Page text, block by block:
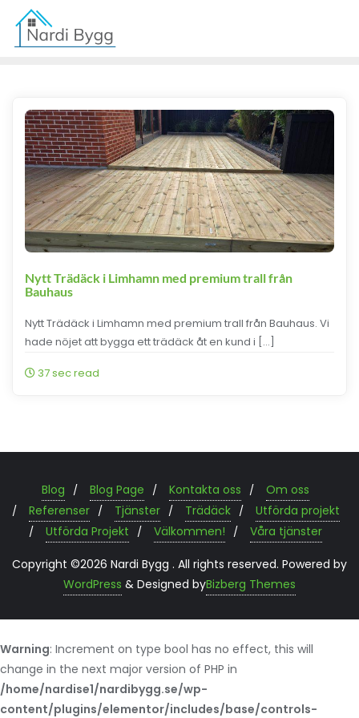
Nytt Trädäck i Limhamn med premium trall från
Bauhaus
Nytt Trädäck i Limhamn med premium trall från Bauhaus. Vi
hade nöjet att bygga ett trädäck åt en kund i […]
37 sec read
Blog Blog Page Kontakta oss
Om oss
Referenser
Tjänster Trädäck
Utförda projekt
Utförda Projekt
Välkommen! Våra tjänster
Copyright ©2026 Nardi Bygg . All rights reserved. Powered by
WordPress & Designed byBizberg Themes
Warning: Increment on type bool has no effect, this will
change in the next major version of PHP in
/home/nardise1/nardibygg.se/wp-
content/plugins/elementor/includes/base/controls-